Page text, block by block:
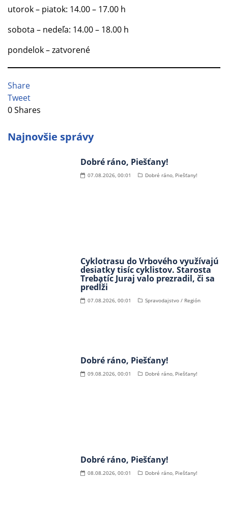
utorok – piatok: 14.00 – 17.00 h
sobota – nedeľa: 14.00 – 18.00 h
pondelok – zatvorené
Share
Tweet
0Shares
Najnovšie správy
Dobré ráno, Piešťany!
07.08.2026, 00:01 Dobré ráno, Piešťany!
Cyklotrasu do Vrbového využívajú
desiatky tisíc cyklistov. Starosta
Trebatíc Juraj valo prezradil, či sa
predĺži
07.08.2026, 00:01 Spravodajstvo / Región
Dobré ráno, Piešťany!
09.08.2026, 00:01 Dobré ráno, Piešťany!
Dobré ráno, Piešťany!
08.08.2026, 00:01 Dobré ráno, Piešťany!